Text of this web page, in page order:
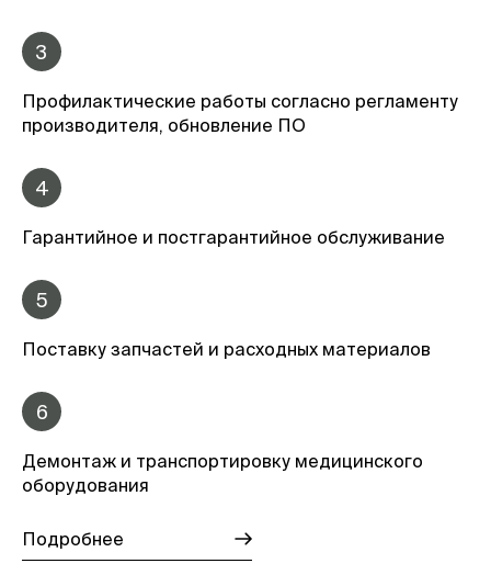
3
Профилактические работы согласно регламенту
производителя, обновление ПО
4
Гарантийное и постгарантийное обслуживание
5
Поставку запчастей и расходных материалов
6
Демонтаж и транспортировку медицинского
оборудования
Подробнее